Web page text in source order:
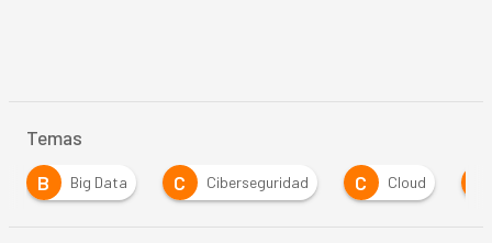
Temas
B
Big Data C Ciberseguridad C Cloud